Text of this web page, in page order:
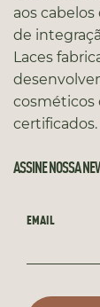
aos
de
Laces
cosméticos
certificados.
ASSINE NOSSA
EMAIL